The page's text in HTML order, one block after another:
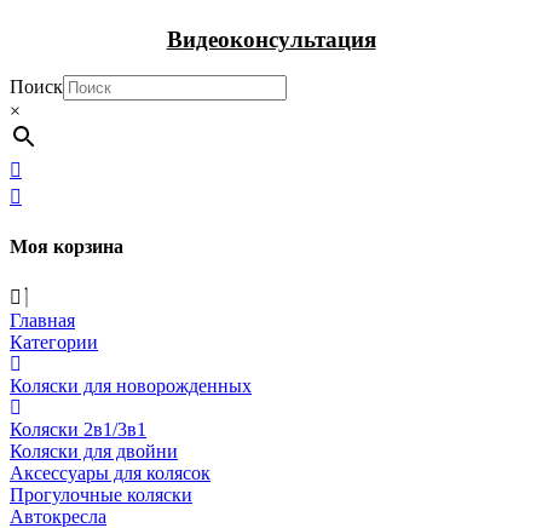
Видеоконсультация
Поиск
×
Моя корзина
Главная
Категории
Коляски для новорожденных
Коляски 2в1/3в1
Коляски для двойни
Аксессуары для колясок
Прогулочные коляски
Автокресла